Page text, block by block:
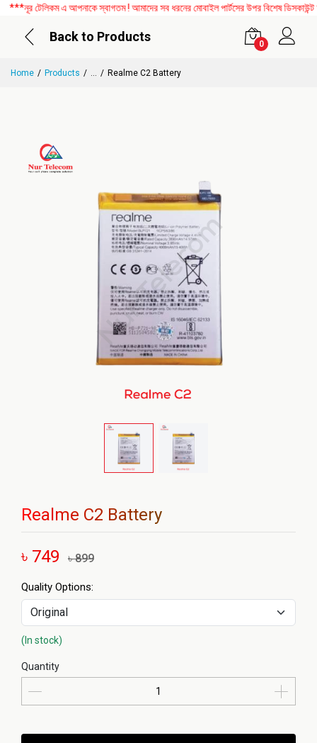
টেলিকম এ আপনাকে স্বাগতম ! আমাদের সব ধরনের মোবাইল পার্টসের উপর বিশেষ
Back to Products
0
Home Products ... Realme C2 Battery
Realme C2 Battery
৳ 749 ৳ 899
Quality Options:
(In stock)
Quantity